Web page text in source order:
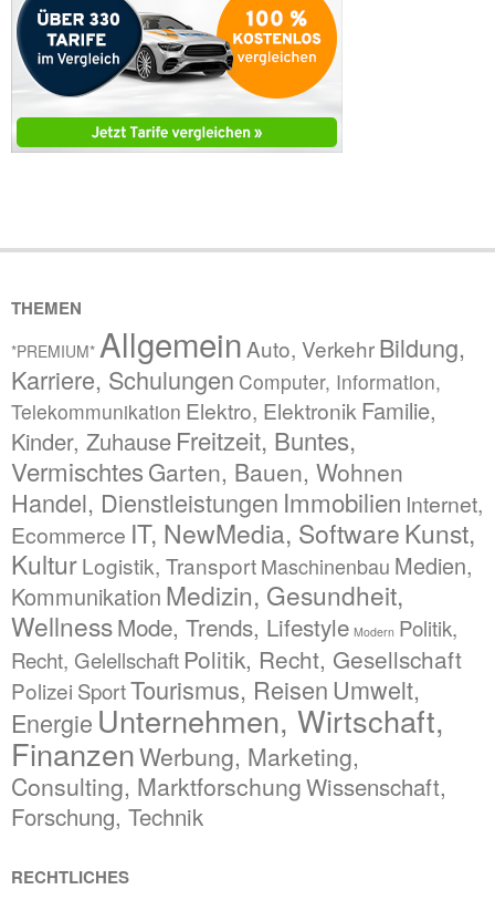
THEMEN
*PREMIUM* Allgemein Auto, VerkehrBildung,
Karriere, Schulungen Computer, Information,
Telekommunikation Elektro, Elektronik Familie,
Kinder, Zuhause Freitzeit, Buntes,
Vermischtes Garten, Bauen, Wohnen
Handel, Dienstleistungen Immobilien Internet,
Ecommerce IT, NewMedia, SoftwareKunst,
KulturLogistik, TransportMaschinenbau Medien,
Kommunikation Medizin, Gesundheit,
WellnessMode, Trends, Lifestyle Modern Politik,
Recht, Gelellschaft Politik, Recht, Gesellschaft
Polizei SportTourismus, Reisen Umwelt,
Energie Unternehmen, Wirtschaft,
FinanzenWerbung, Marketing,
Consulting, MarktforschungWissenschaft,
Forschung, Technik
RECHTLICHES